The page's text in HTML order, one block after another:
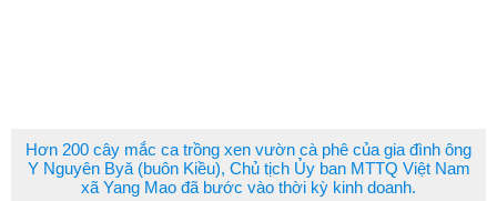
Hơn 200 cây mắc ca trồng xen vườn cà phê của gia đình ông
Y Nguyên Byă (buôn Kiều), Chủ tịch Ủy ban MTTQ Việt Nam
xã Yang Mao đã bước vào thời kỳ kinh doanh.